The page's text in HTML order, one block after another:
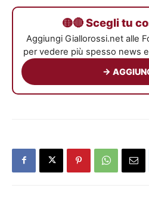
🟡🔴 Scegli tu
Aggiungi Giallorossi.net alle
per vedere più spesso news
→